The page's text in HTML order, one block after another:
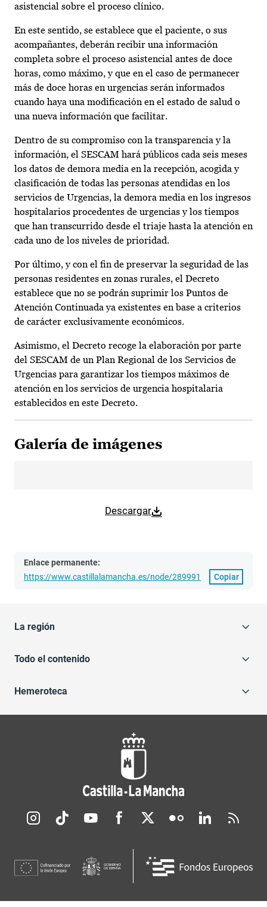
asistencial sobre el proceso clínico.
En este sentido, se establece que el paciente, o sus
acompañantes, deberán recibir una información
completa sobre el proceso asistencial antes de doce
horas, como máximo, y que en el caso de permanecer
más de doce horas en urgencias serán informados
cuando haya una modificación en el estado de salud o
una nueva información que facilitar.
Dentro de su compromiso con la transparencia y la
información, el SESCAM hará públicos cada seis meses
los datos de demora media en la recepción, acogida y
clasificación de todas las personas atendidas en los
servicios de Urgencias, la demora media en los ingresos
hospitalarios procedentes de urgencias y los tiempos
que han transcurrido desde el triaje hasta la atención en
cada uno de los niveles de prioridad.
Por último, y con el fin de preservar la seguridad de las
personas residentes en zonas rurales, el Decreto
establece que no se podrán suprimir los Puntos de
Atención Continuada ya existentes en base a criterios
de carácter exclusivamente económicos.
Asimismo, el Decreto recoge la elaboración por parte
del SESCAM de un Plan Regional de los Servicios de
Urgencias para garantizar los tiempos máximos de
atención en los servicios de urgencia hospitalaria
establecidos en este Decreto.
Galería de imágenes
Descargar
Enlace permanente:
https://www.castillalamancha.es/node/289991
Copiar
La región
Todo el contenido
Hemeroteca
Redes sociales JCCM